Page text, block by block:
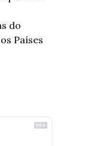
do
Países